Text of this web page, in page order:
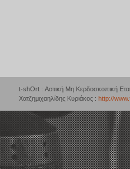
t-shOrt : Αστική Μη Κερδοσκοπική
Χατζημιχαηλίδης Κυριάκος : http://